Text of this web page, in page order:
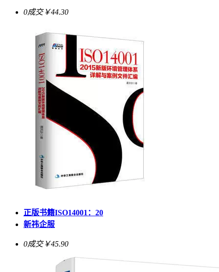
0成交￥44.30
正版书籍ISO14001：20
新祎企服
0成交￥45.90